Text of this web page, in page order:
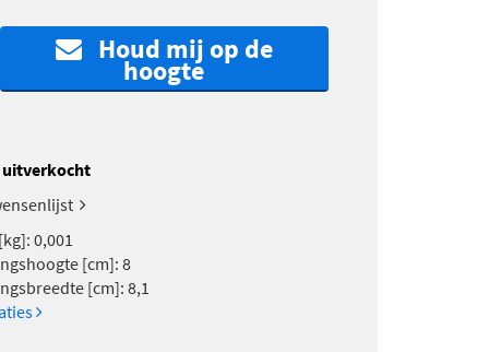
Houd mij op de
hoogte
0,001
[cm]: 8
[cm]: 8,1